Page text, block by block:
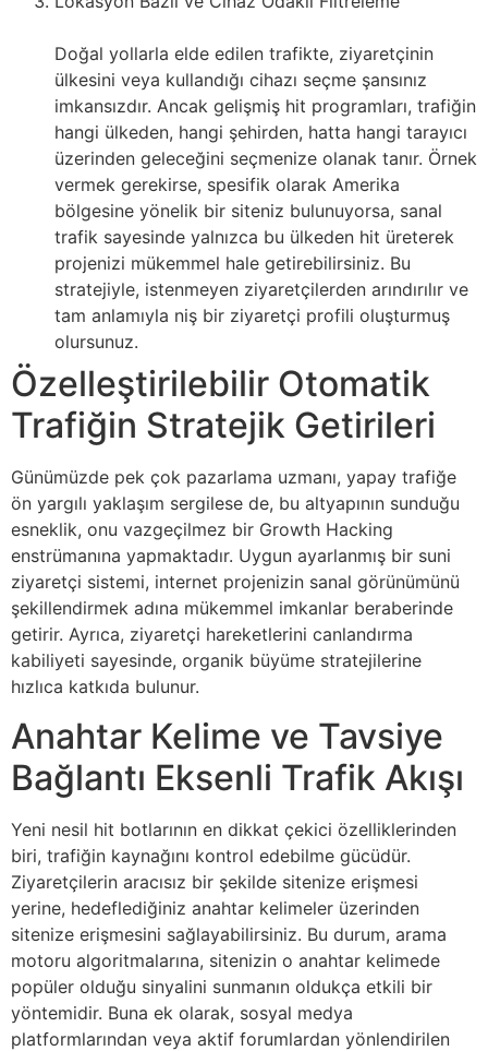
Doğal yollarla elde edilen trafikte, ziyaretçinin
ülkesini veya kullandığı cihazı seçme şansınız
imkansızdır. Ancak gelişmiş hit programları, trafiğin
hangi ülkeden, hangi şehirden, hatta hangi tarayıcı
üzerinden geleceğini seçmenize olanak tanır. Örnek
vermek gerekirse, spesifik olarak Amerika
bölgesine yönelik bir siteniz bulunuyorsa, sanal
trafik sayesinde yalnızca bu ülkeden hit üreterek
projenizi mükemmel hale getirebilirsiniz. Bu
stratejiyle, istenmeyen ziyaretçilerden arındırılır ve
tam anlamıyla niş bir ziyaretçi profili oluşturmuş
olursunuz.
Özelleştirilebilir Otomatik
Trafiğin Stratejik Getirileri
Günümüzde pek çok pazarlama uzmanı, yapay trafiğe
ön yargılı yaklaşım sergilese de, bu altyapının sunduğu
esneklik, onu vazgeçilmez bir Growth Hacking
enstrümanına yapmaktadır. Uygun ayarlanmış bir suni
ziyaretçi sistemi, internet projenizin sanal görünümünü
şekillendirmek adına mükemmel imkanlar beraberinde
getirir. Ayrıca, ziyaretçi hareketlerini canlandırma
kabiliyeti sayesinde, organik büyüme stratejilerine
hızlıca katkıda bulunur.
Anahtar Kelime ve Tavsiye
Bağlantı Eksenli Trafik Akışı
Yeni nesil hit botlarının en dikkat çekici özelliklerinden
biri, trafiğin kaynağını kontrol edebilme gücüdür.
Ziyaretçilerin aracısız bir şekilde sitenize erişmesi
yerine, hedeflediğiniz anahtar kelimeler üzerinden
sitenize erişmesini sağlayabilirsiniz. Bu durum, arama
motoru algoritmalarına, sitenizin o anahtar kelimede
popüler olduğu sinyalini sunmanın oldukça etkili bir
yöntemidir. Buna ek olarak, sosyal medya
platformlarından veya aktif forumlardan yönlendirilen